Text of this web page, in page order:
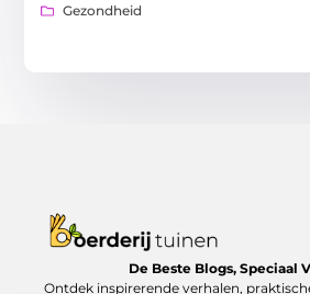
Gezondheid
De Beste Blogs, Speciaal
Ontdek inspirerende verhalen,